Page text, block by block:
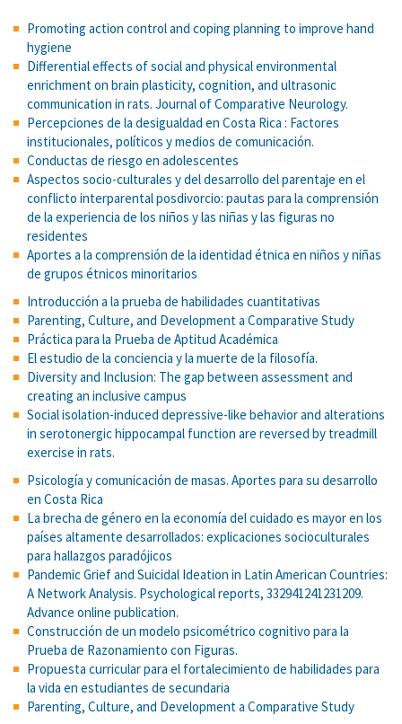
Promoting action control and coping planning to improve hand
hygiene
Differential effects of social and physical environmental
enrichment on brain plasticity, cognition, and ultrasonic
communication in rats. Journal of Comparative Neurology.
Percepciones de la desigualdad en Costa Rica : Factores
institucionales, políticos y medios de comunicación.
Conductas de riesgo en adolescentes
Aspectos socio-culturales y del desarrollo del parentaje en el
conflicto interparental posdivorcio: pautas para la comprensión
de la experiencia de los niños y las niñas y las figuras no
residentes
Aportes a la comprensión de la identidad étnica en niños y niñas
de grupos étnicos minoritarios
Introducción a la prueba de habilidades cuantitativas
Parenting, Culture, and Development a Comparative Study
Práctica para la Prueba de Aptitud Académica
El estudio de la conciencia y la muerte de la filosofía.
Diversity and Inclusion: The gap between assessment and
creating an inclusive campus
Social isolation-induced depressive-like behavior and alterations
in serotonergic hippocampal function are reversed by treadmill
exercise in rats.
Psicología y comunicación de masas. Aportes para su desarrollo
en Costa Rica
La brecha de género en la economía del cuidado es mayor en los
países altamente desarrollados: explicaciones socioculturales
para hallazgos paradójicos
Pandemic Grief and Suicidal Ideation in Latin American Countries:
A Network Analysis. Psychological reports, 332941241231209.
Advance online publication.
Construcción de un modelo psicométrico cognitivo para la
Prueba de Razonamiento con Figuras.
Propuesta curricular para el fortalecimiento de habilidades para
la vida en estudiantes de secundaria
Parenting, Culture, and Development a Comparative Study